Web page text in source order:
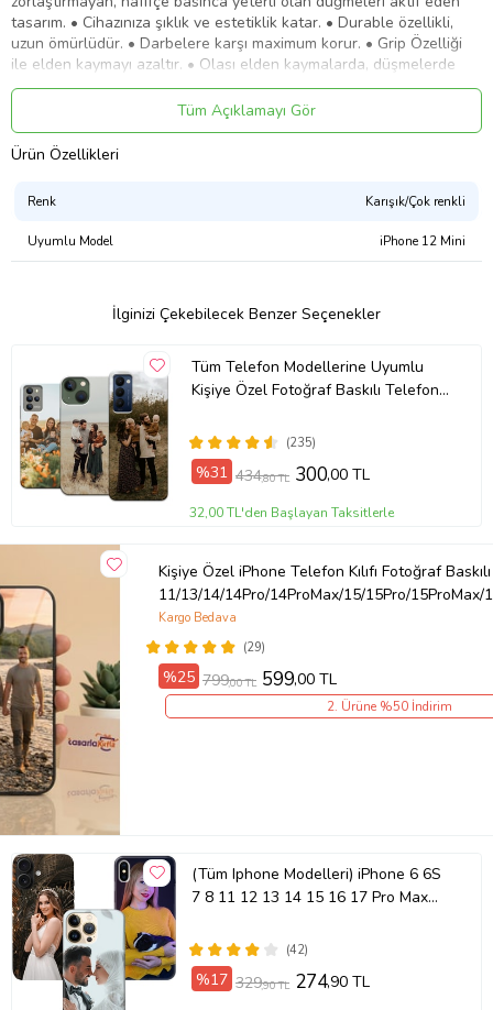
tasarım. • Cihazınıza şıklık ve estetiklik katar. • Durable özellikli,
uzun ömürlüdür. • Darbelere karşı maximum korur. • Grip Özelliği
ile elden kaymayı azaltır. • Olası elden kaymalarda, düşmelerde
yere çarpma şiddetini azaltır ve cihazınız minimum zarar ile kurtulur.
Çoğu zaman cihazınızın hayatını kurtarır. • Kolayca takıp
çıkartılabilir. Takma çıkarma işleminde cihazınıza hiçbir zarar vermez
• Anti-bakteriyel özelliklidir. Hemen kir ve leke tutmaz. • Microsonic
Cihazınızın ön yüzünü kapatmaz ve bu sayede cihazınızı rahatça
kullanabilirsiniz • Ultra incedir. Cebinize kolayca koyup
çıkarabilirsiniz. • Cepte taşırken diğer kılıflar gibi rahatsızlık vermez.
Tüm Açıklamayı Gör
Ürün Özellikleri
Renk Karışık/Çok renkli
Uyumlu Model iPhone 12 Mini
İlginizi Çekebilecek Benzer Seçenekler
Tüm Telefon Modellerine Uyumlu
Kişiye Özel Fotoğraf Baskılı Telefon
(235)
%31 434,80 TL 300,00 TL
32,00 TL'den Başlayan Taksitlerle
Kişiye Özel iPhone Telefon Kılıfı Fotoğraf Baskılı
11/13/14/14Pro/14ProMax/15/15Pro/
(29)
Kargo Bedava
%25 799,00 TL 599,00 TL
2. Ürüne %50 İndirim
(Tüm Iphone Modelleri) iPhone 6 6S
7 8 11 12 13 14 15 16 17 Pro Max
Fotoğraflı Kılıf(42)
%17 329,90 TL 274,90 TL